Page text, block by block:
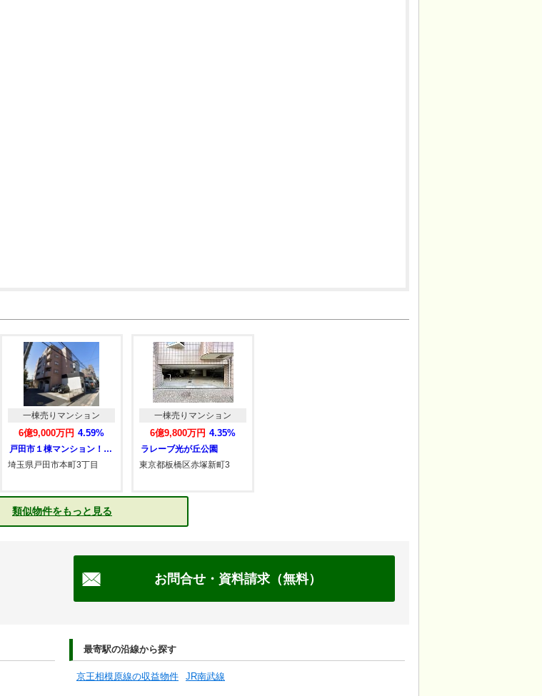
戸田市１棟マンション！融資相談受付中！中…
一棟売りマンション
6億9,000万円 4.59%
埼玉県戸田市本町3丁目
ラレーブ光が丘公園
一棟売りマンション
6億9,800万円 4.35%
東京都板橋区赤塚新町3
類似物件をもっと見る
お問合せ・資料請求（無料）
最寄駅の沿線から探す
京王相模原線の収益物件 JR南武線